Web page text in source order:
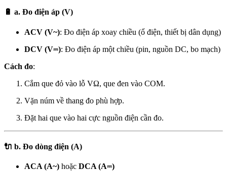
🔋 a. Đo điện áp (V)
ACV (V~): Đo điện áp xoay chiều (ổ điện, thiết bị dân dụng)
DCV (V⎓): Đo điện áp một chiều (pin, nguồn DC, bo mạch)
Cách đo:
Cắm que đỏ vào lỗ VΩ, que đen vào COM.
Vặn núm về thang đo phù hợp.
Đặt hai que vào hai cực nguồn điện cần đo.
🔌 b. Đo dòng điện (A)
ACA (A~) hoặc DCA (A⎓)